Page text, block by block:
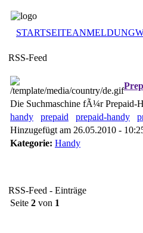
STARTSEITEANMELDUNG
RSS-Feed
Die Suchmaschine fÃ¼r Prepaid-
handy
prepaid prepaid-handy
Hinzugefügt am 26.05.2010 -
Kategorie: Handy
RSS-Feed - Einträge
Seite 2 von 1